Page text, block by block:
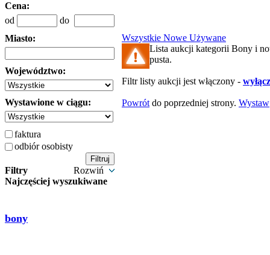
Cena:
od
do
Miasto:
Województwo:
Wystawione w ciągu:
faktura
odbiór osobisty
Filtry
Rozwiń
Najczęściej wyszukiwane
bony
Wszystkie Nowe Używane
Lista aukcji kategorii Bony i
pusta.
Filtr listy aukcji jest włączony -
Powrót do poprzedniej strony. Wystaw